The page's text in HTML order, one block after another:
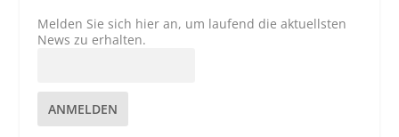
Melden Sie sich hier an, um laufend die aktuellsten
News zu erhalten.
ANMELDEN